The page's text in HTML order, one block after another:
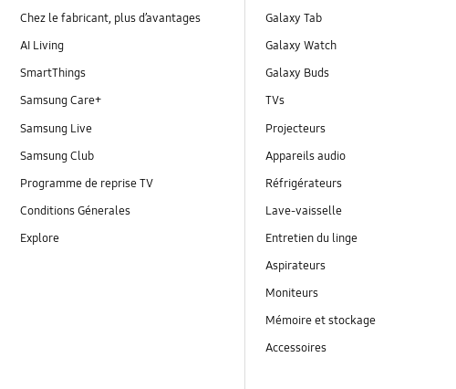
Chez le fabricant, plus d’avantages
AI Living
SmartThings
Samsung Care+
Samsung Live
Samsung Club
Programme de reprise TV
Conditions Génerales
Explore
Galaxy Tab
Galaxy Watch
Galaxy Buds
TVs
Projecteurs
Appareils audio
Réfrigérateurs
Lave-vaisselle
Entretien du linge
Aspirateurs
Moniteurs
Mémoire et stockage
Accessoires